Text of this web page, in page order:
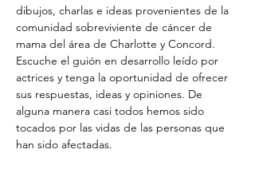
dibujos, charlas e ideas provenientes de la
comunidad sobreviviente de cáncer de
mama del área de Charlotte y Concord.
Escuche el guión en desarrollo leído por
actrices y tenga la oportunidad de ofrecer
sus respuestas, ideas y opiniones. De
alguna manera casi todos hemos sido
tocados por las vidas de las personas que
han sido afectadas.